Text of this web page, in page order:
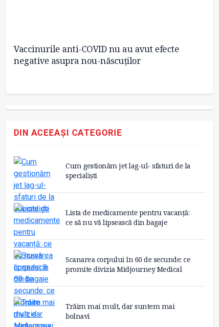
Vaccinurile anti-COVID nu au avut efecte
negative asupra nou-născuţilor
DIN ACEEAȘI CATEGORIE
Cum gestionăm jet lag-ul- sfaturi de la
specialiști
Lista de medicamente pentru vacanță:
ce să nu vă lipsească din bagaje
Scanarea corpului în 60 de secunde: ce
promite divizia Midjourney Medical
Trăim mai mult, dar suntem mai
bolnavi